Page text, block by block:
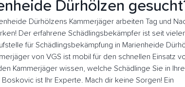
Dürhölzen
Dürhölzens Kammerjäger arbeiten Tag und
Der erfahrene Schädlingsbekämpfer ist seit
für Schädlingsbekämpfung in Marienheide
von VGS ist mobil für den schnellen Einsatz
Kammerjäger wissen, welche Schädlinge Sie in
Boskovic ist Ihr Experte. Mach dir keine Sorgen! Ein